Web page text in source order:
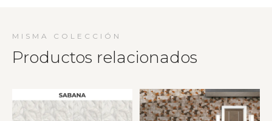
MISMA COLECCIÓN
Productos relacionados